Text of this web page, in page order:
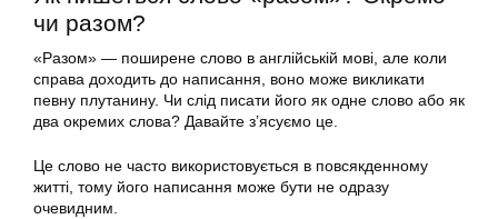
чи разом?
«Разом» — поширене слово в англійській мові, але коли
справа доходить до написання, воно може викликати
певну плутанину. Чи слід писати його як одне слово або як
два окремих слова? Давайте з’ясуємо це.
Це слово не часто використовується в повсякденному
житті, тому його написання може бути не одразу
очевидним.